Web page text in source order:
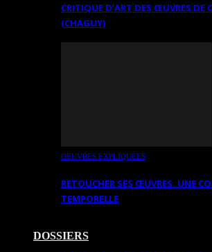
CRITIQUE D’ART DES ŒUVRES DE
(CHAGUY)
OEUVRES EXPLIQUÉES
RETOUCHER SES ŒUVRES. UNE
TEMPORELLE
DOSSIERS